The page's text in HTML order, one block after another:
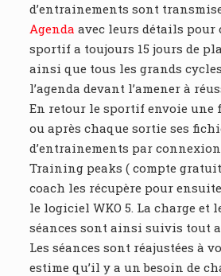
d’entrainements sont
Agenda avec leurs détails pour
sportif a toujours 15 jours de
ainsi que tous les grands
l’agenda devant l’amener à
En retour le sportif envoie une
ou après chaque sortie ses
d’entrainements par
Training peaks ( compte gratuit
coach les récupère pour
le logiciel WKO 5. La charge et
séances sont ainsi suivis tout
Les séances sont réajustées à
estime qu’il y a un besoin de